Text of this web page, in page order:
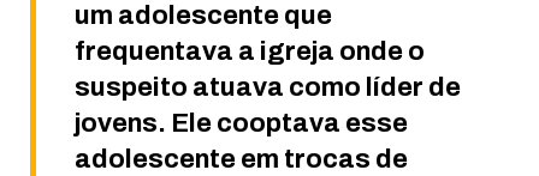
um adolescente que
frequentava a igreja onde o
suspeito atuava como líder de
jovens. Ele cooptava esse
adolescente em trocas de